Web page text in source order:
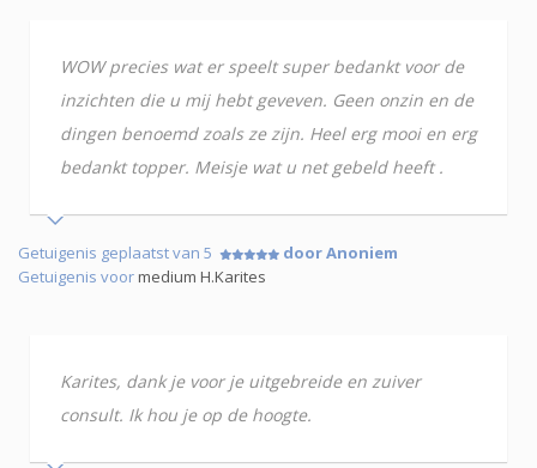
WOW precies wat er speelt super bedankt voor de
inzichten die u mij hebt geveven. Geen onzin en de
dingen benoemd zoals ze zijn. Heel erg mooi en erg
bedankt topper. Meisje wat u net gebeld heeft .
Getuigenis geplaatst van 5
door Anoniem
Getuigenis voormedium H.Karites
Karites, dank je voor je uitgebreide en zuiver
consult. Ik hou je op de hoogte.